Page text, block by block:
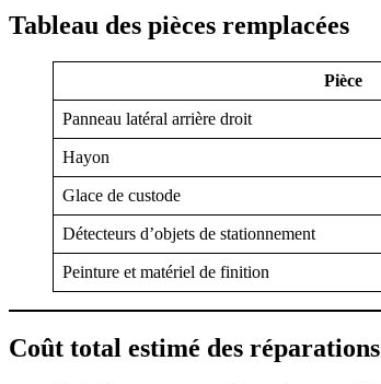
Tableau des pièces remplacées
Pièce
Panneau latéral arrière droit
Hayon
Glace de custode
Détecteurs d’objets de stationnement
Peinture et matériel de finition
Coût total estimé des réparations